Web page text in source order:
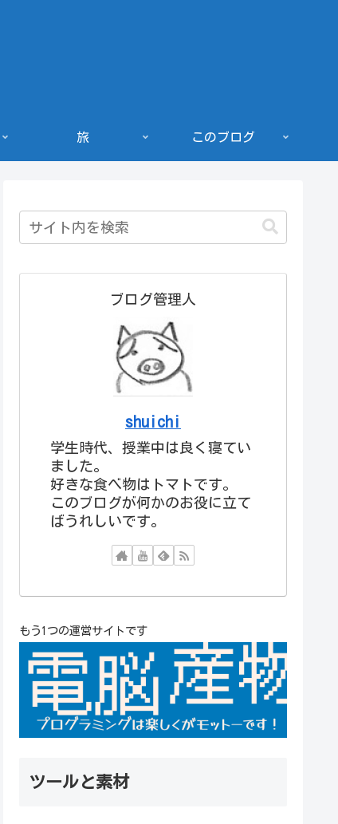
旅 このブログ
ブログ管理人
shuichi
学生時代、授業中は良く寝てい
ました。
好きな食べ物はトマトです。
このブログが何かのお役に立て
ばうれしいです。
もう1つの運営サイトです
ツールと素材